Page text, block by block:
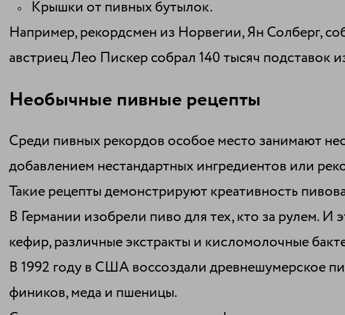
Крышки от пивных бутылок.
Например, рекордсмен из Норвегии, Ян Солберг,
австриец Лео Пискер собрал 140 тысяч подставок
Необычные пивные рецепты
Среди пивных рекордов особое место занимают
добавлением нестандартных ингредиентов или
Такие рецепты демонстрируют креативность
В Германии изобрели пиво для тех, кто за рулем. И
кефир, различные экстракты и кисломолочные
В 1992 году в США воссоздали древнешумерское
фиников, меда и пшеницы.